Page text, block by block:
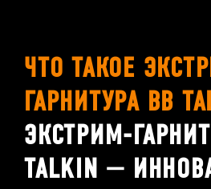
ЧТО ТАКОЕ
ГАРНИТУРА BB
ЭКСТРИМ-
TALKIN —